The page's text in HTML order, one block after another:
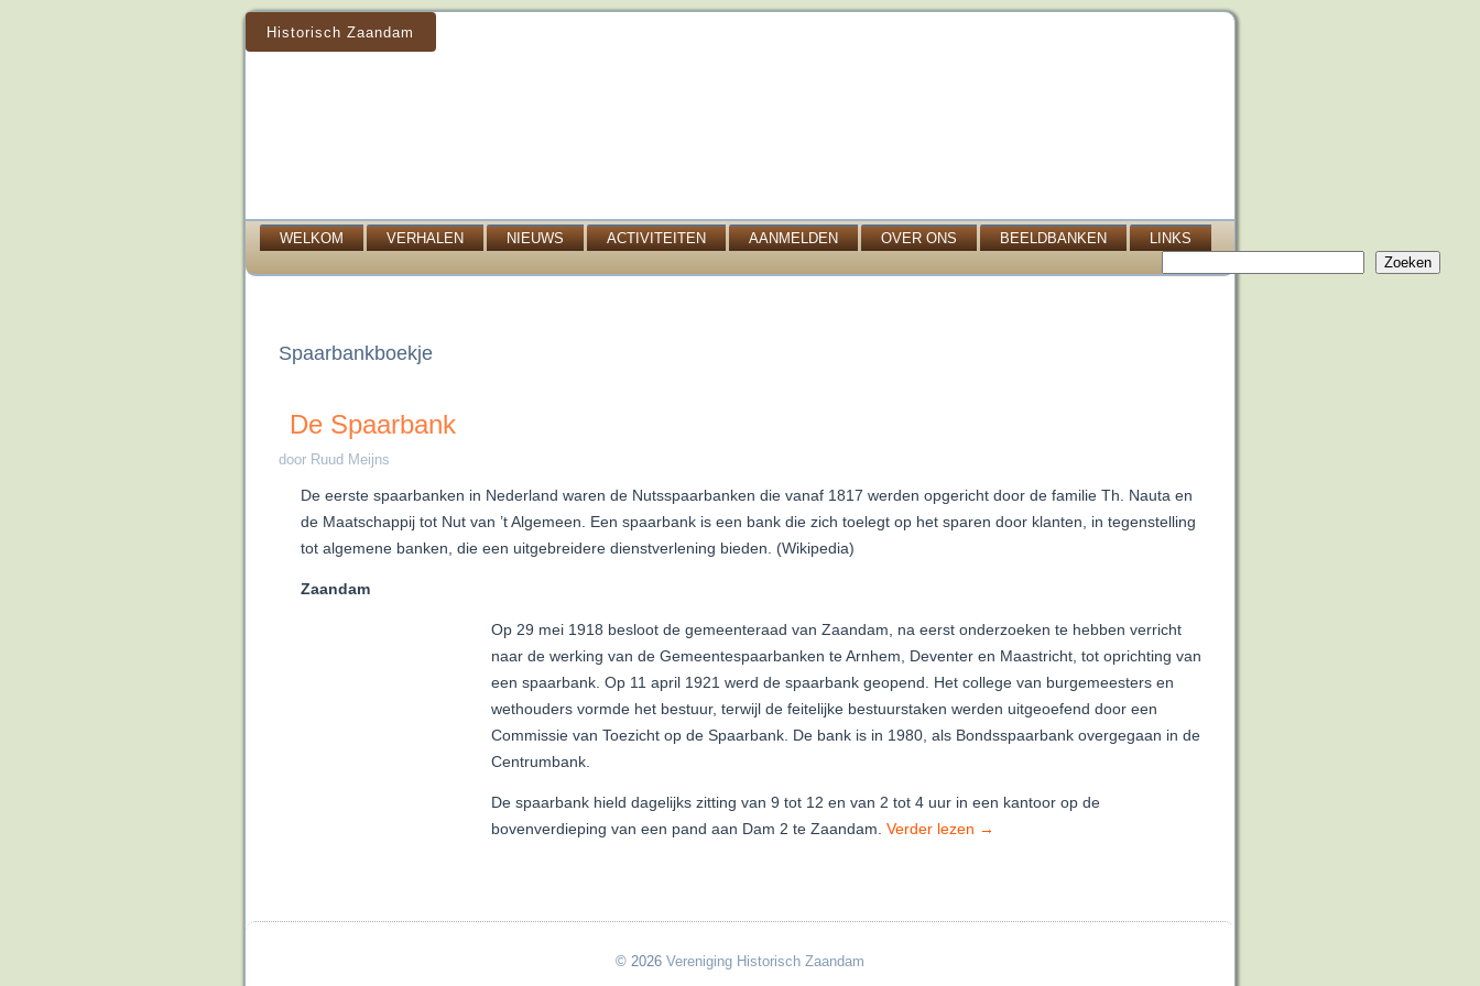
Historisch Zaandam
WELKOM VERHALEN NIEUWS ACTIVITEITEN AANMELDEN OVER ONS BEELDBANKEN LINKS
Zoeken
Spaarbankboekje
De Spaarbank
door Ruud Meijns
De eerste spaarbanken in Nederland waren de Nutsspaarbanken die vanaf 1817 werden opgericht door de familie Th. Nauta en
de Maatschappij tot Nut van ’t Algemeen. Een spaarbank is een bank die zich toelegt op het sparen door klanten, in tegenstelling
tot algemene banken, die een uitgebreidere dienstverlening bieden. (Wikipedia)
Zaandam
Op 29 mei 1918 besloot de gemeenteraad van Zaandam, na eerst onderzoeken te hebben verricht
naar de werking van de Gemeentespaarbanken te Arnhem, Deventer en Maastricht, tot oprichting van
een spaarbank. Op 11 april 1921 werd de spaarbank geopend. Het college van burgemeesters en
wethouders vormde het bestuur, terwijl de feitelijke bestuurstaken werden uitgeoefend door een
Commissie van Toezicht op de Spaarbank. De bank is in 1980, als Bondsspaarbank overgegaan in de
Centrumbank.
De spaarbank hield dagelijks zitting van 9 tot 12 en van 2 tot 4 uur in een kantoor op de
bovenverdieping van een pand aan Dam 2 te Zaandam. Verder lezen →
© 2026 Vereniging Historisch Zaandam